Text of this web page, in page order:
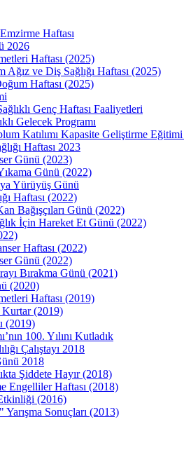
Haftası
2026
Haftası (2025)
Ağız ve Diş Sağlığı Haftası (2025)
Haftası (2025)
Genç Haftası Faaliyetleri
Gelecek Programı
Katılımı Kapasite Geliştirme
Haftası 2023
Günü (2023)
Günü (2022)
Yürüyüş Günü
Haftası (2022)
Bağışçıları Günü (2022)
İçin Hareket Et Günü (2022)
Haftası (2022)
Günü (2022)
Bırakma Günü (2021)
(2020)
Haftası (2019)
Kurtar (2019)
(2019)
100. Yılını Kutladık
Çalıştayı 2018
2018
Şiddete Hayır (2018)
Engelliler Haftası (2018)
(2016)
Sonuçları (2013)